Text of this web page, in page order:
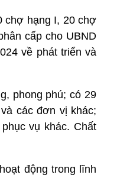
chợ hạng I, 20 chợ
cấp cho UBND
về phát triển và
phong phú; có 29
các đơn vị khác;
vụ khác. Chất
động trong lĩnh